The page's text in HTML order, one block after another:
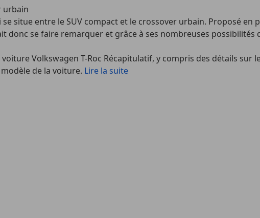
urbain
situe entre le SUV compact et le crossover urbain. Proposé en
donc se faire remarquer et grâce à ses nombreuses possibilités
Volkswagen T-Roc Récapitulatif, y compris des détails sur
de la voiture. Lire la suite